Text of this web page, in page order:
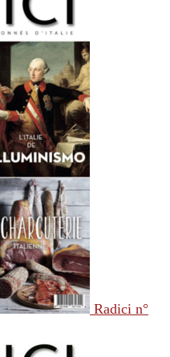
Radici n°